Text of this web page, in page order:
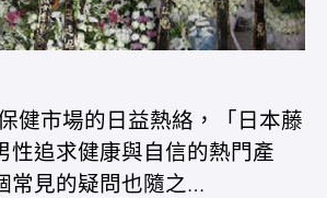
健市場的日益熱絡，「日本藤
性追求健康與自信的熱門產
常見的疑問也隨之…